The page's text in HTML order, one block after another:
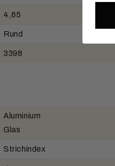
4,65
Rund
3398
Aluminium
Glas
Strichindex